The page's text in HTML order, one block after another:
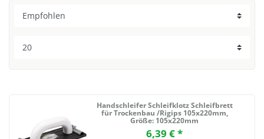
Handschleifer Schleifklotz Schleifbrett
für Trockenbau /Rigips 105x220mm,
Größe: 105x220mm
6,39 € *